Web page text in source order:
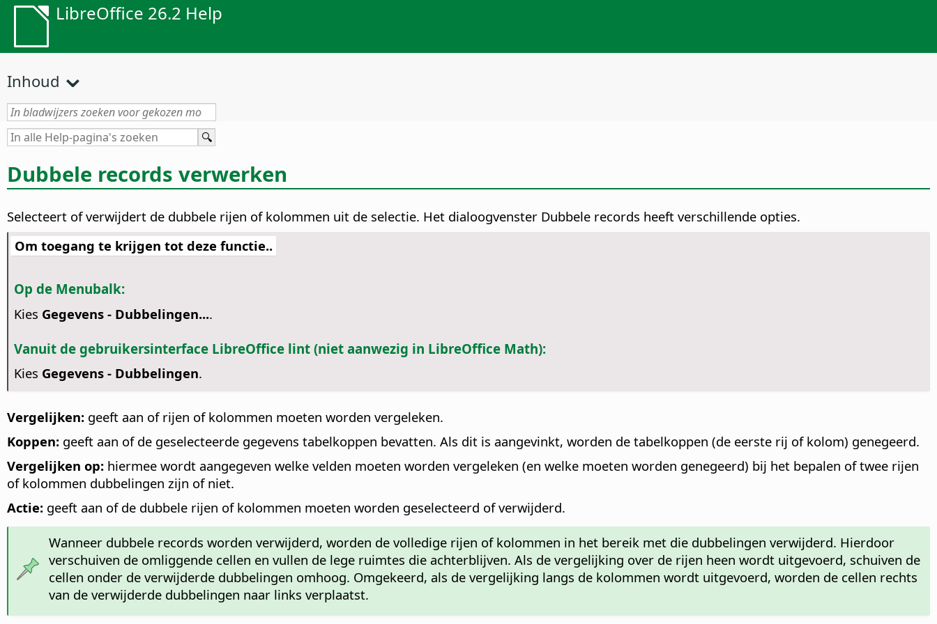
LibreOffice 26.2 Help
Inhoud
Dubbele records verwerken
Selecteert of verwijdert de dubbele rijen of kolommen uit de selectie. Het dialoogvenster Dubbele records heeft verschillende opties.
Om toegang te krijgen tot deze functie..
Op de Menubalk:
Kies Gegevens - Dubbelingen....
Vanuit de gebruikersinterface LibreOffice lint (niet aanwezig in LibreOffice Math):
Kies Gegevens - Dubbelingen.
Vergelijken: geeft aan of rijen of kolommen moeten worden vergeleken.
Koppen: geeft aan of de geselecteerde gegevens tabelkoppen bevatten. Als dit is aangevinkt, worden de tabelkoppen (de eerste rij of kolom) genegeerd.
Vergelijken op: hiermee wordt aangegeven welke velden moeten worden vergeleken (en welke moeten worden genegeerd) bij het bepalen of twee rijen
of kolommen dubbelingen zijn of niet.
Actie: geeft aan of de dubbele rijen of kolommen moeten worden geselecteerd of verwijderd.
Wanneer dubbele records worden verwijderd, worden de volledige rijen of kolommen in het bereik met die dubbelingen verwijderd. Hierdoor
verschuiven de omliggende cellen en vullen de lege ruimtes die achterblijven. Als de vergelijking over de rijen heen wordt uitgevoerd, schuiven de
cellen onder de verwijderde dubbelingen omhoog. Omgekeerd, als de vergelijking langs de kolommen wordt uitgevoerd, worden de cellen rechts
van de verwijderde dubbelingen naar links verplaatst.